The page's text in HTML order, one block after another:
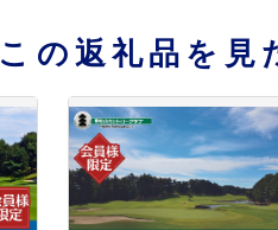
この返礼品を見